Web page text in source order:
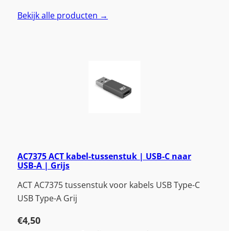
Bekijk alle producten →
AC7375 ACT kabel-tussenstuk | USB-C naar
USB-A | Grijs
ACT AC7375 tussenstuk voor kabels USB Type-C
USB Type-A Grij
€4,50